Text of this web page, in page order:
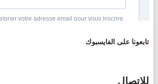
تابعونا على الفايسبوك
للاتصال